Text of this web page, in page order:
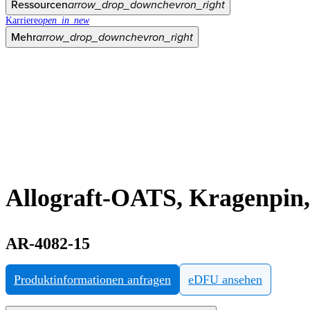
Ressourcenarrow_drop_downchevron_right
Karriereopen_in_new
Mehrarrow_drop_downchevron_right
Allograft-OATS,
AR-4082-15
Produktinformationen anfragen eDFU ansehen